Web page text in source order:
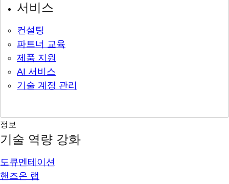
서비스
컨설팅
파트너 교육
제품 지원
AI 서비스
기술 계정 관리
정보
기술 역량 강화
도큐멘테이션
핸즈온 랩